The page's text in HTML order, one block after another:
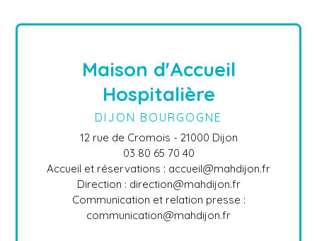
Maison d'Accueil
Hospitalière
DIJON BOURGOGNE
12 rue de Cromois - 21000 Dijon
03 80 65 70 40
Accueil et réservations : accueil@mahdijon.fr
Direction : direction@mahdijon.fr
Communication et relation presse :
communication@mahdijon.fr